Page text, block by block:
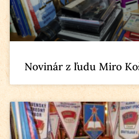
Novinár z ľudu Miro